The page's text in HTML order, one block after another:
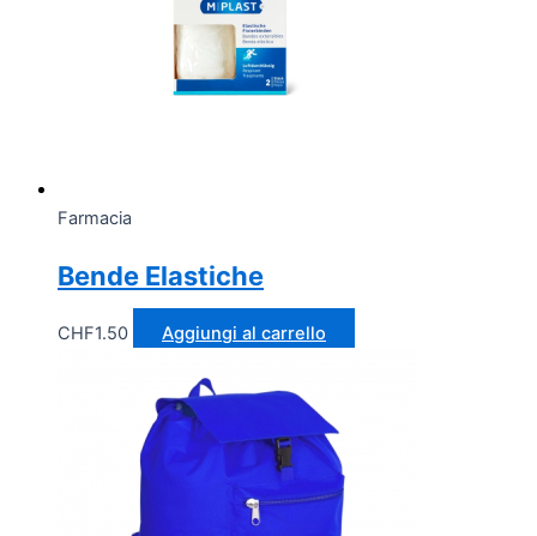
Farmacia
Bende Elastiche
CHF1.50 Aggiungi al carrello